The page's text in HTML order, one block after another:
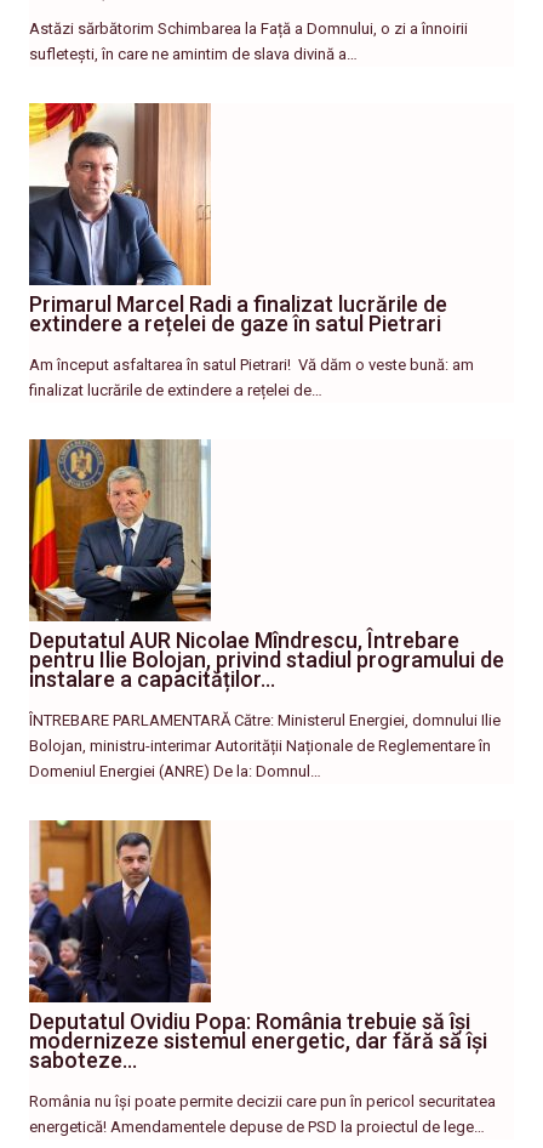
Astăzi sărbătorim Schimbarea la Față a Domnului, o zi a înnoirii
sufletești, în care ne amintim de slava divină a…
Primarul Marcel Radi a finalizat lucrările de
extindere a rețelei de gaze în satul Pietrari
Am început asfaltarea în satul Pietrari! ​ Vă dăm o veste bună: am
finalizat lucrările de extindere a rețelei de…
Deputatul AUR Nicolae Mîndrescu, Întrebare
pentru Ilie Bolojan, privind stadiul programului de
instalare a capacităților…
ÎNTREBARE PARLAMENTARĂ Către: Ministerul Energiei, domnului Ilie
Bolojan, ministru-interimar Autorității Naționale de Reglementare în
Domeniul Energiei (ANRE) De la: Domnul…
Deputatul Ovidiu Popa: România trebuie să își
modernizeze sistemul energetic, dar fără să își
saboteze…
România nu își poate permite decizii care pun în pericol securitatea
energetică! Amendamentele depuse de PSD la proiectul de lege…